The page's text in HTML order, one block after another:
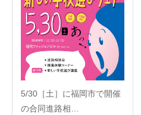
5/30［土］に福岡市で開催
の合同進路相…